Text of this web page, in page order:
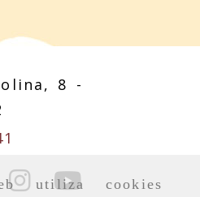
utiliza cookies
8 -